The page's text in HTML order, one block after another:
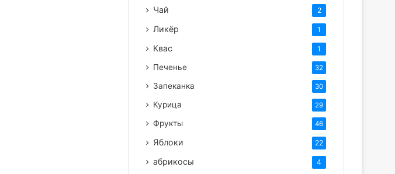
Чай 2
Ликёр 1
Квас 1
Печенье 32
Запеканка 30
Курица 29
Фрукты 46
Яблоки 22
абрикосы 4